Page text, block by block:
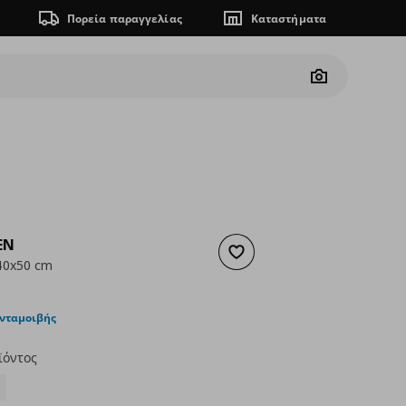
Πορεία παραγγελίας Καταστήματα
Camera
Προσθήκη στα αγαπημένα
cm
τιμή